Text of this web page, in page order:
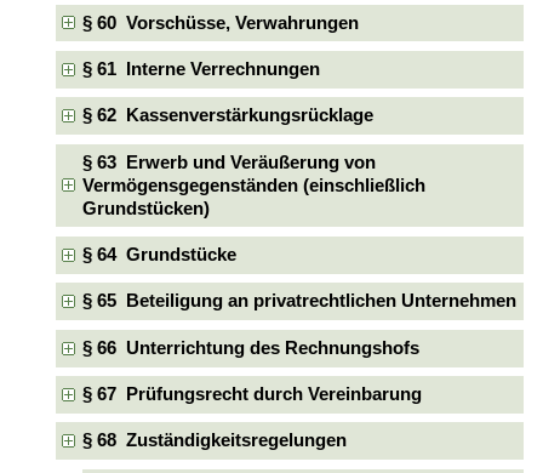
§ 60 Vorschüsse, Verwahrungen
§ 61 Interne Verrechnungen
§ 62 Kassenverstärkungsrücklage
§ 63 Erwerb und Veräußerung von
Vermögensgegenständen (einschließlich
Grundstücken)
§ 64 Grundstücke
§ 65 Beteiligung an privatrechtlichen Unternehmen
§ 66 Unterrichtung des Rechnungshofs
§ 67 Prüfungsrecht durch Vereinbarung
§ 68 Zuständigkeitsregelungen